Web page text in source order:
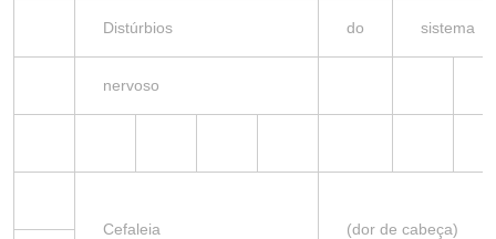
Distúrbios do sistema
nervoso
Cefaleia (dor de cabeça)